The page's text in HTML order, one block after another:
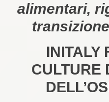
alimentari,
INITALY
CULTURE